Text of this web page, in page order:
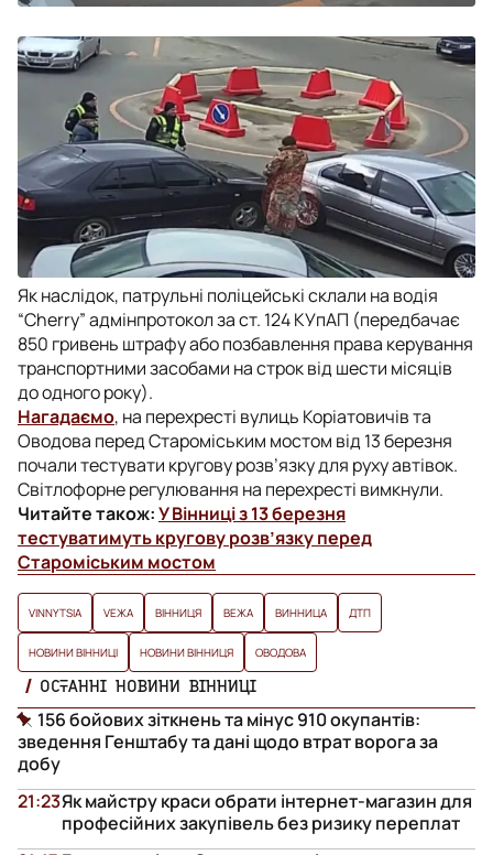
Як наслідок, патрульні поліцейські склали на водія
“Cherry” адмінпротокол за ст. 124 КУпАП (передбачає
850 гривень штрафу або позбавлення права керування
транспортними засобами на строк від шести місяців
до одного року).
Нагадаємо, на перехресті вулиць Коріатовичів та
Оводова перед Староміським мостом від 13 березня
почали тестувати кругову розв’язку для руху автівок.
Світлофорне регулювання на перехресті вимкнули.
Читайте також:У Вінниці з 13 березня
тестуватимуть кругову розв’язку перед
Староміським мостом
VINNYTSIA VЕЖА ВІННИЦЯ ВЕЖА ВИННИЦА ДТП
НОВИНИ ВІННИЦІ НОВИНИ ВІННИЦЯ ОВОДОВА
ОСТАННІ НОВИНИ ВІННИЦІ
156 бойових зіткнень та мінус 910 окупантів:
зведення Генштабу та дані щодо втрат ворога за
добу
Як майстру краси обрати інтернет-магазин для
професійних закупівель без ризику переплат
21:23